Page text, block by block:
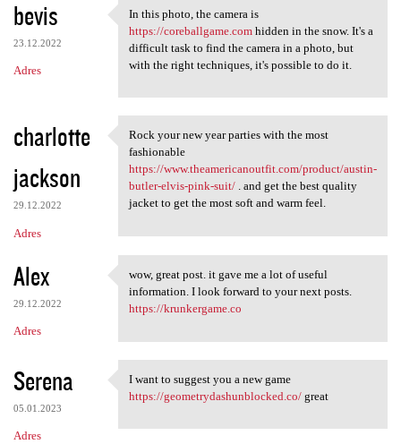
bevis
23.12.2022
Adres
In this photo, the camera is
In this photo, the camera is
https://coreballgame.comhidden in the snow. It's a
difficult task to find the camera in a photo, but
with the right techniques, it's possible to do it.
charlotte
jackson
29.12.2022
Adres
Rock your new year parties
Rock your new year parties with the most
fashionable
https://www.theamericanoutfit.com/product/austin-
butler-elvis-pink-suit/. and get the best quality
jacket to get the most soft and warm feel.
Alex
29.12.2022
Adres
wow, great post. it gave me a
wow, great post. it gave me a lot of useful
information. I look forward to your next posts.
https://krunkergame.co
Serena
05.01.2023
Adres
I want to suggest you a new
I want to suggest you a new game
https://geometrydashunblocked.co/great